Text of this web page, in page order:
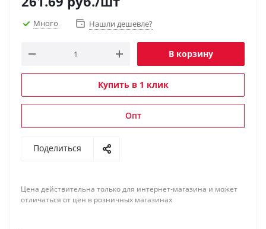
Много Нашли дешевле?
В корзину
Купить в 1 клик
Опт
Поделиться
Цена действительна только для интернет-магазина и может
отличаться от цен в розничных магазинах